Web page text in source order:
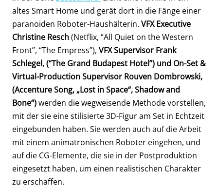
altes Smart Home und gerät dort in die Fänge einer
paranoiden Roboter-Haushälterin. VFX Executive
Christine Resch(Netflix, “All Quiet on the Western
Front”, “The Empress”), VFX Supervisor Frank
Schlegel, (“The Grand Budapest Hotel”) und On-Set &
Virtual-Production Supervisor Rouven Dombrowski,
(Accenture Song, „Lost in Space“, Shadow and
Bone“)werden die wegweisende Methode vorstellen,
mit der sie eine stilisierte 3D-Figur am Set in Echtzeit
eingebunden haben. Sie werden auch auf die Arbeit
mit einem animatronischen Roboter eingehen, und
auf die CG-Elemente, die sie in der Postproduktion
eingesetzt haben, um einen realistischen Charakter
zu erschaffen.